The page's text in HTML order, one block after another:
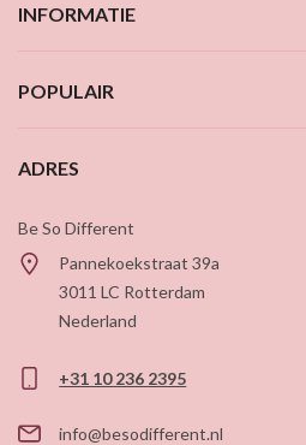
INFORMATIE
POPULAIR
ADRES
Be So Different
Pannekoekstraat 39a
3011 LC Rotterdam
Nederland
+31 10 236 2395
info@besodifferent.nl